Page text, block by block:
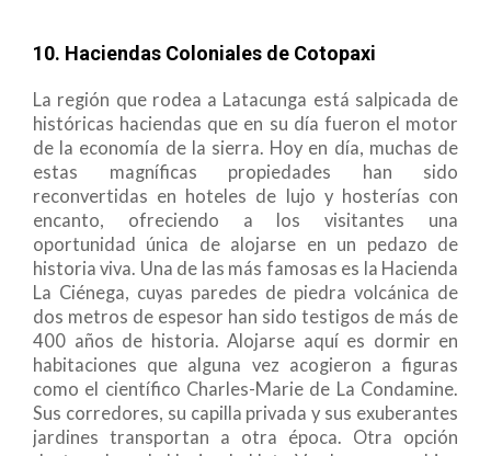
10. Haciendas Coloniales de Cotopaxi
La región que rodea a Latacunga está salpicada de
históricas haciendas que en su día fueron el motor
de la economía de la sierra. Hoy en día, muchas de
estas magníficas propiedades han sido
reconvertidas en hoteles de lujo y hosterías con
encanto, ofreciendo a los visitantes una
oportunidad única de alojarse en un pedazo de
historia viva. Una de las más famosas es la Hacienda
La Ciénega, cuyas paredes de piedra volcánica de
dos metros de espesor han sido testigos de más de
400 años de historia. Alojarse aquí es dormir en
habitaciones que alguna vez acogieron a figuras
como el científico Charles-Marie de La Condamine.
Sus corredores, su capilla privada y sus exuberantes
jardines transportan a otra época. Otra opción